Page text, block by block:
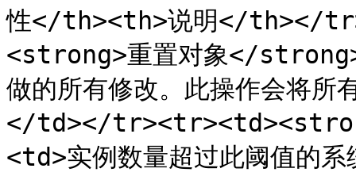
性</th><th>说明</th></
<strong>重置对象</
做的所有修改。此操作会将所
</td></
<td>实例数量超过此阈值的